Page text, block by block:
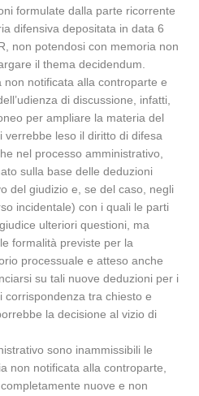
formulate dalla parte ricorrente
difensiva depositata in data 6
non potendosi con memoria non
il thema decidendum.
notificata alla controparte e
di discussione, infatti,
per ampliare la materia del
leso il diritto di difesa
nel processo amministrativo,
sulla base delle deduzioni
del giudizio e, se del caso, negli
incidentale) con i quali le parti
ulteriori questioni, ma
formalità previste per la
processuale e atteso anche
su tali nuove deduzioni per i
corrispondenza tra chiesto e
la decisione al vizio di
sono inammissibili le
non notificata alla controparte,
nuove e non